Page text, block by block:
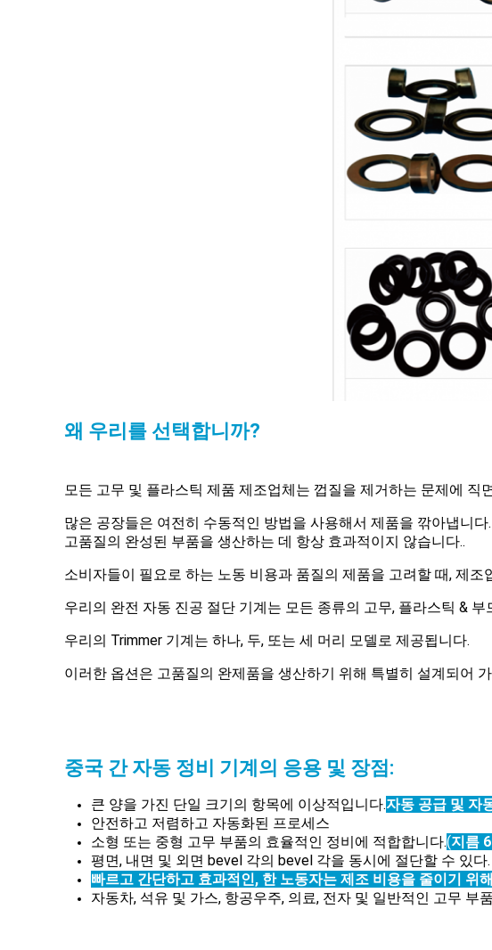
왜 우리를 선택합니까?
모든 고무 및 플라스틱 제품 제조업체는 껍질을 제거하는 문제에 직
많은 공장들은 여전히 수동적인 방법을 사용해서 제품을 깎아냅니
고품질의 완성된 부품을 생산하는 데 항상 효과적이지 않습니다..
소비자들이 필요로 하는 노동 비용과 품질의 제품을 고려할 때, 제
우리의 완전 자동 진공 절단 기계는 모든 종류의 고무, 플라스틱 &
우리의 Trimmer 기계는 하나, 두, 또는 세 머리 모델로 제공됩니다.
이러한 옵션은 고품질의 완제품을 생산하기 위해 특별히 설계되어
중국 간 자동 정비 기계의 응용 및 장점:
큰 양을 가진 단일 크기의 항목에 이상적입니다.자동 공급 및 자
안전하고 저렴하고 자동화된 프로세스
소형 또는 중형 고무 부품의 효율적인 정비에 적합합니다.(지름
평면, 내면 및 외면 bevel 각의 bevel 각을 동시에 절단할 수 있다.
빠르고 간단하고 효과적인, 한 노동자는 제조 비용을 줄이기 위
자동차, 석유 및 가스, 항공우주, 의료, 전자 및 일반적인 고무 부